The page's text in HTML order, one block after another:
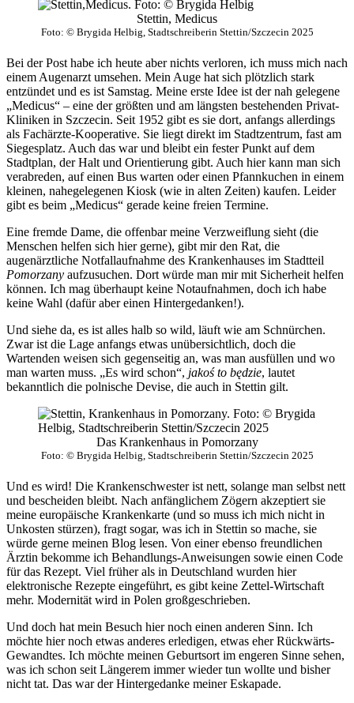
Stettin, Medicus
Foto: © Brygida Helbig, Stadtschreiberin Stettin/Szczecin 2025
Bei der Post habe ich heute aber nichts verloren, ich muss mich nach
einem Augenarzt umsehen. Mein Auge hat sich plötzlich stark
entzündet und es ist Samstag. Meine erste Idee ist der nah gelegene
„Medicus“ – eine der größten und am längsten bestehenden Privat-
Kliniken in Szczecin. Seit 1952 gibt es sie dort, anfangs allerdings
als Fachärzte-Kooperative. Sie liegt direkt im Stadtzentrum, fast am
Siegesplatz. Auch das war und bleibt ein fester Punkt auf dem
Stadtplan, der Halt und Orientierung gibt. Auch hier kann man sich
verabreden, auf einen Bus warten oder einen Pfannkuchen in einem
kleinen, nahegelegenen Kiosk (wie in alten Zeiten) kaufen. Leider
gibt es beim „Medicus“ gerade keine freien Termine.
Eine fremde Dame, die offenbar meine Verzweiflung sieht (die
Menschen helfen sich hier gerne), gibt mir den Rat, die
augenärztliche Notfallaufnahme des Krankenhauses im Stadtteil
Pomorzany aufzusuchen. Dort würde man mir mit Sicherheit helfen
können. Ich mag überhaupt keine Notaufnahmen, doch ich habe
keine Wahl (dafür aber einen Hintergedanken!).
Und siehe da, es ist alles halb so wild, läuft wie am Schnürchen.
Zwar ist die Lage anfangs etwas unübersichtlich, doch die
Wartenden weisen sich gegenseitig an, was man ausfüllen und wo
man warten muss. „Es wird schon“, jakoś to będzie, lautet
bekanntlich die polnische Devise, die auch in Stettin gilt.
Das Krankenhaus in Pomorzany
Foto: © Brygida Helbig, Stadtschreiberin Stettin/Szczecin 2025
Und es wird! Die Krankenschwester ist nett, solange man selbst nett
und bescheiden bleibt. Nach anfänglichem Zögern akzeptiert sie
meine europäische Krankenkarte (und so muss ich mich nicht in
Unkosten stürzen), fragt sogar, was ich in Stettin so mache, sie
würde gerne meinen Blog lesen. Von einer ebenso freundlichen
Ärztin bekomme ich Behandlungs-Anweisungen sowie einen Code
für das Rezept. Viel früher als in Deutschland wurden hier
elektronische Rezepte eingeführt, es gibt keine Zettel-Wirtschaft
mehr. Modernität wird in Polen großgeschrieben.
Und doch hat mein Besuch hier noch einen anderen Sinn. Ich
möchte hier noch etwas anderes erledigen, etwas eher Rückwärts-
Gewandtes. Ich möchte meinen Geburtsort im engeren Sinne sehen,
was ich schon seit Längerem immer wieder tun wollte und bisher
nicht tat. Das war der Hintergedanke meiner Eskapade.